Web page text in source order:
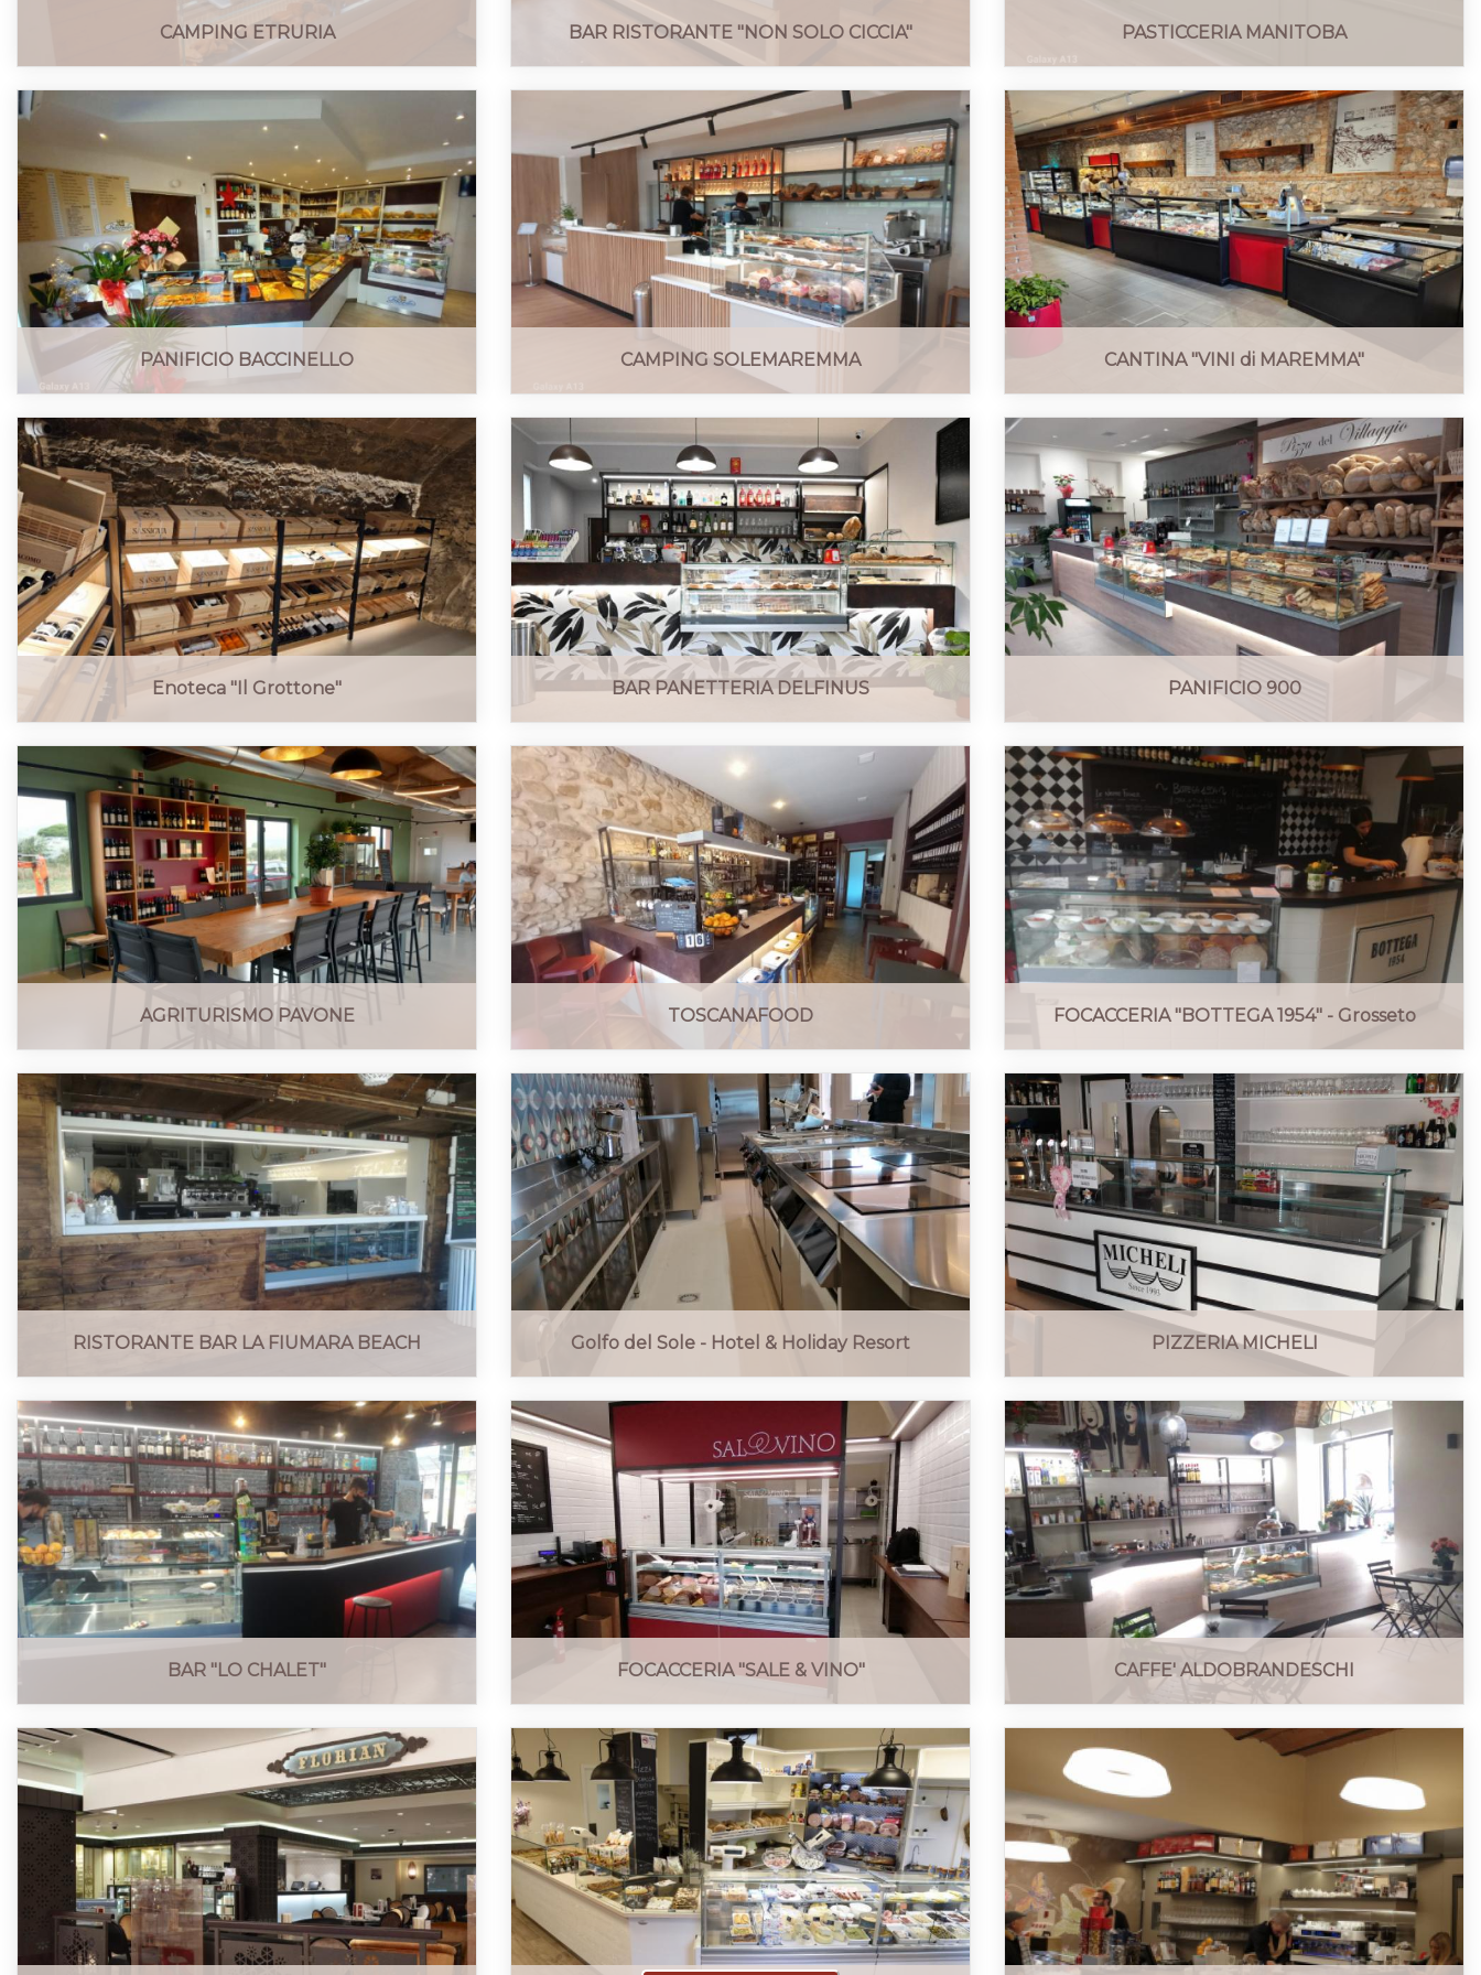
CAMPING ETRURIA BAR RISTORANTE "NON SOLO CICCIA" PASTICCERIA MANITOBA
PANIFICIO BACCINELLO CAMPING SOLEMAREMMA CANTINA "VINI di MAREMMA"
Enoteca "Il Grottone" BAR PANETTERIA DELFINUS PANIFICIO 900
AGRITURISMO PAVONE TOSCANAFOOD FOCACCERIA "BOTTEGA 1954" - Grosseto
RISTORANTE BAR LA FIUMARA BEACH Golfo del Sole - Hotel & Holiday Resort PIZZERIA MICHELI
BAR "LO CHALET" FOCACCERIA "SALE & VINO" CAFFE' ALDOBRANDESCHI